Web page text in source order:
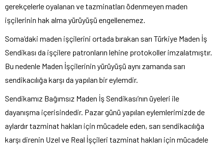
gerekçelerle oyalanan ve tazminatları ödenmeyen maden
işçilerinin hak alma yürüyüşü engellenemez.
Soma’daki maden işçilerini ortada bırakan sarı Türkiye Maden İş
Sendikası da işçilere patronların lehine protokoller imzalatmıştır.
Bu nedenle Maden İşçilerinin yürüyüşü aynı zamanda sarı
sendikacılığa karşı da yapılan bir eylemdir.
Sendikamız Bağımsız Maden İş Sendikası’nın üyeleri ile
dayanışma içerisindedir. Pazar günü yapılan eylemlerimizde de
aylardır tazminat hakları için mücadele eden, sarı sendikacılığa
karşı direnin Uzel ve Real İşçileri tazminat hakları için mücadele